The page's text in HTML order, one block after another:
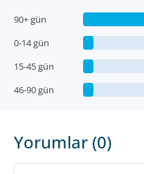
90+ gün
0-14 gün
15-45 gün
46-90 gün
Yorumlar (0)